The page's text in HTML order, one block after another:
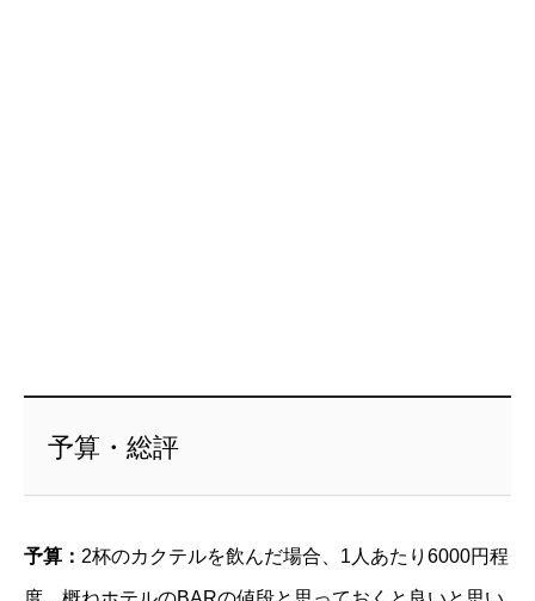
予算・総評
予算： 2杯のカクテルを飲んだ場合、1人あたり6000円程